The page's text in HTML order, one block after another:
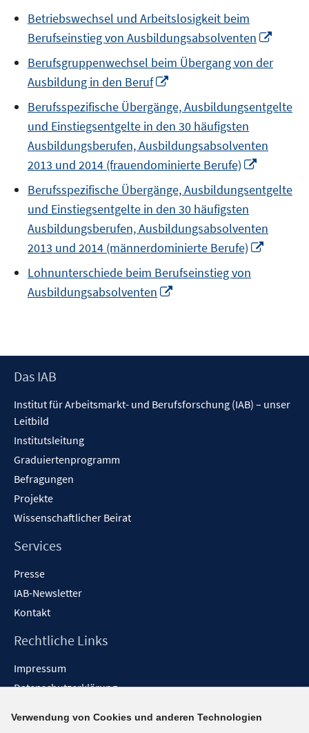
Betriebswechsel und Arbeitslosigkeit beim
Berufseinstieg von Ausbildungsabsolventen
Berufsgruppenwechsel beim Übergang von der
Ausbildung in den Beruf
Fenster
öffnen
Berufsspezifische Übergänge, Ausbildungsentgelte
und Einstiegsentgelte in den 30 häufigsten
Ausbildungsberufen, Ausbildungsabsolventen
2013 und 2014 (frauendominierte Berufe)
Fenster
Berufsspezifische Übergänge, Ausbildungsentgelte
und Einstiegsentgelte in den 30 häufigsten
Ausbildungsberufen, Ausbildungsabsolventen
2013 und 2014 (männerdominierte Berufe)
Lohnunterschiede beim Berufseinstieg von
Ausbildungsabsolventen
Footer
Das IAB
Institut für Arbeitsmarkt- und Berufsforschung (IAB) – unser
Leitbild
Institutsleitung
Graduiertenprogramm
Befragungen
Projekte
Wissenschaftlicher Beirat
Services
Presse
IAB-Newsletter
Kontakt
Rechtliche Links
Impressum
Datenschutzerklärung
Barrieren melden
Verwendung von Cookies und anderen Technologien